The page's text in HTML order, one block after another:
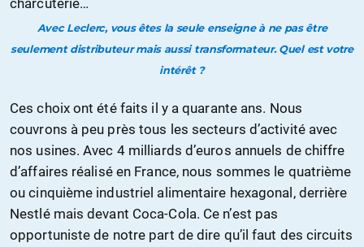
charcuterie…
Avec Leclerc, vous êtes la seule enseigne à ne pas être
seulement distributeur mais aussi transformateur. Quel est votre
intérêt ?
Ces choix ont été faits il y a quarante ans. Nous
couvrons à peu près tous les secteurs d’activité avec
nos usines. Avec 4 milliards d’euros annuels de chiffre
d’affaires réalisé en France, nous sommes le quatrième
ou cinquième industriel alimentaire hexagonal, derrière
Nestlé mais devant Coca-Cola. Ce n’est pas
opportuniste de notre part de dire qu’il faut des circuits